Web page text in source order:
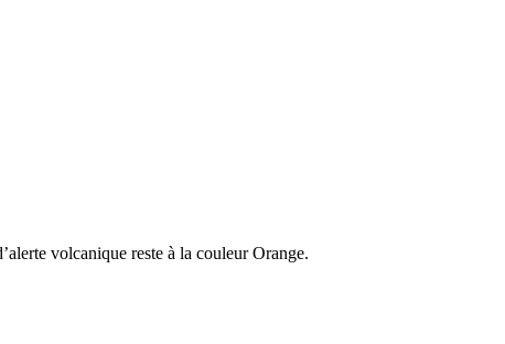
volcanique reste à la couleur Orange.